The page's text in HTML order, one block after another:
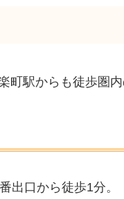
駅からも徒歩圏内
口から徒歩1分。